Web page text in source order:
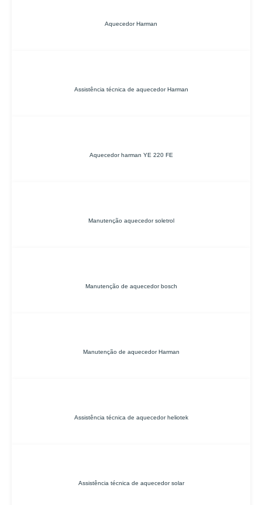
Aquecedor Harman
Assistência técnica de aquecedor Harman
Aquecedor harman YE 220 FE
Manutenção aquecedor soletrol
Manutenção de aquecedor bosch
Manutenção de aquecedor Harman
Assistência técnica de aquecedor heliotek
Assistência técnica de aquecedor solar